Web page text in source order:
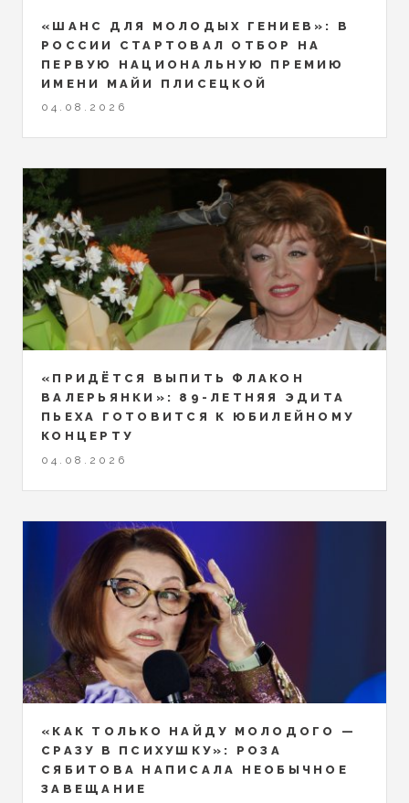
«ШАНС ДЛЯ МОЛОДЫХ ГЕНИЕВ»: В
РОССИИ СТАРТОВАЛ ОТБОР НА
ПЕРВУЮ НАЦИОНАЛЬНУЮ ПРЕМИЮ
ИМЕНИ МАЙИ ПЛИСЕЦКОЙ
04.08.2026
«ПРИДЁТСЯ ВЫПИТЬ ФЛАКОН
ВАЛЕРЬЯНКИ»: 89-ЛЕТНЯЯ ЭДИТА
ПЬЕХА ГОТОВИТСЯ К ЮБИЛЕЙНОМУ
КОНЦЕРТУ
04.08.2026
«КАК ТОЛЬКО НАЙДУ МОЛОДОГО —
СРАЗУ В ПСИХУШКУ»: РОЗА
СЯБИТОВА НАПИСАЛА НЕОБЫЧНОЕ
ЗАВЕЩАНИЕ